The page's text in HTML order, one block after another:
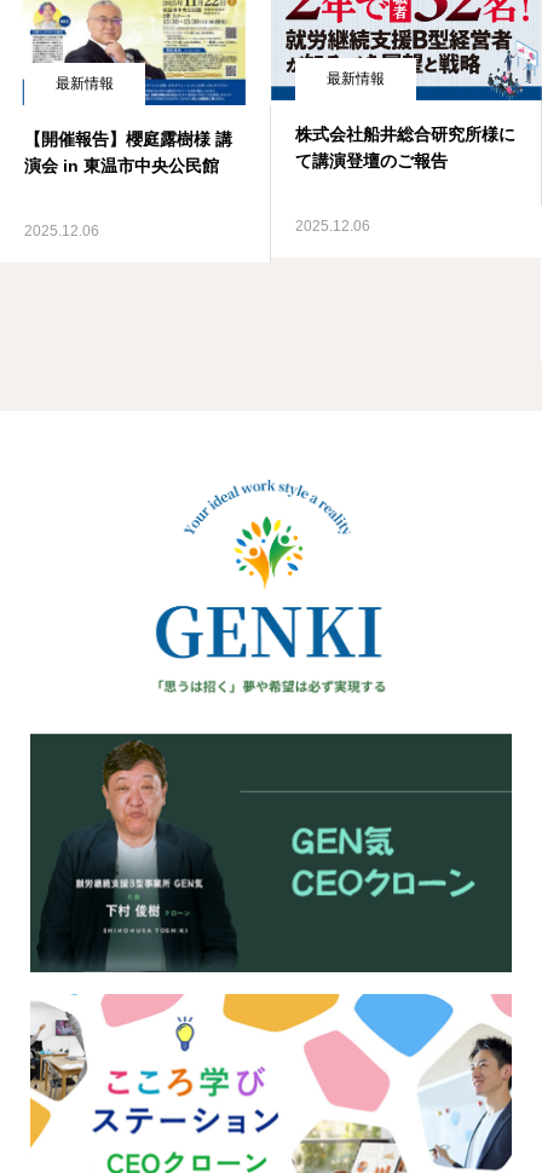
最新情報
【開催報告】櫻庭露樹様 講
演会 in 東温市中央公民館
2025.12.06
最新情報
株式会社船井総合研究所様に
て講演登壇のご報告
2025.12.06